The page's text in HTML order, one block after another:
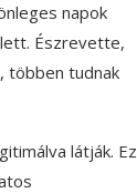
napok
Észrevette,
többen tudnak
látják. Ez